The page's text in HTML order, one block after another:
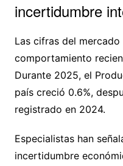
incertidumbre
Las cifras del
comportamiento
Durante 2025, el
país creció 0.6%,
registrado en 2024.
Especialistas han
incertidumbre